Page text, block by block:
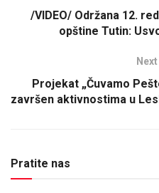
/VIDEO/ Održana 12.
opštine Tutin:
Projekat „Čuvamo
završen aktivnostima u
Pratite nas